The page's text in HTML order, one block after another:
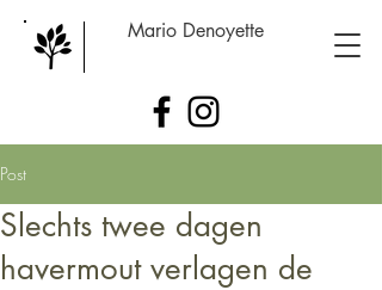
Mario Denoyette
Post
Slechts twee dagen
havermout verlagen de